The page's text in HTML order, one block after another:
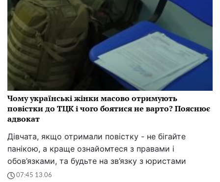
Чому українські жінки масово отримують
повістки до ТЦК і чого боятися не варто? Пояснює
адвокат
Дівчата, якщо отримали повістку - не бігайте
панікою, а краще ознайомтеся з правами і
обов’язками, та будьте на зв’язку з юристами
07:45 13.06